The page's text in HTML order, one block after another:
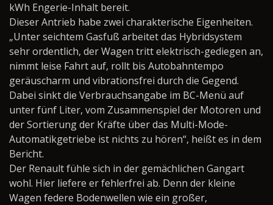
kWh Engerie-Inhalt bereit.
Dieser Antrieb habe zwei charakterische Eigenheiten.
„Unter seichtem Gasfuß arbeitet das Hybridsystem
sehr ordentlich, der Wagen tritt elektrisch-gediegen an,
nimmt leise Fahrt auf, rollt bis Autobahntempo
geräuscharm und vibrationsfrei durch die Gegend.
Dabei sinkt die Verbrauchsangabe im BC-Menü auf
unter fünf Liter, vom Zusammenspiel der Motoren und
der Sortierung der Kräfte über das Multi-Mode-
Automatikgetriebe ist nichts zu hören“, heißt es in dem
Bericht.
Der Renault fühle sich in der gemächlichen Gangart
wohl. Hier liefere er fehlerfrei ab. Denn der kleine
Wagen federe Bodenwellen wie ein großer,